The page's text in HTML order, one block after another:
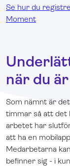
Se hur du
Moment
när du
Som nämnt är
timmar så att det
arbetet har
att ha en
Medarbetarna
befinner sig - i